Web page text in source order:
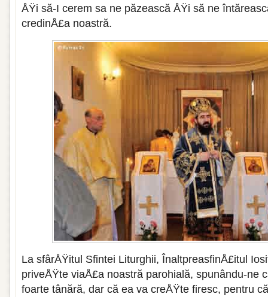
ÅŸi să-I cerem sa ne păzească ÅŸi să ne
credinÅ£a noastră.
La sfârÅŸitul Sfintei Liturghii, ÎnaltpreasfinÅ£itul
priveÅŸte viaÅ£a noastră parohială, spunându-ne
foarte tânără, dar că ea va creÅŸte firesc, pentru